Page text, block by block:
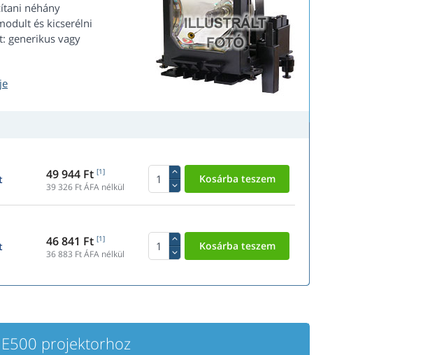
néhány
és kicserélni
generikus vagy
49 944 Ft [1]
39 326 Ft ÁFA nélkül
46 841 Ft [1]
36 883 Ft ÁFA nélkül
projektorhoz